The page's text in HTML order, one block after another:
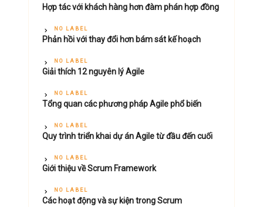
Hợp tác với khách hàng hơn đàm phán hợp đồng
NO LABEL
Phản hồi với thay đổi hơn bám sát kế hoạch
NO LABEL
Giải thích 12 nguyên lý Agile
NO LABEL
Tổng quan các phương pháp Agile phổ biến
NO LABEL
Quy trình triển khai dự án Agile từ đầu đến cuối
NO LABEL
Giới thiệu về Scrum Framework
NO LABEL
Các hoạt động và sự kiện trong Scrum